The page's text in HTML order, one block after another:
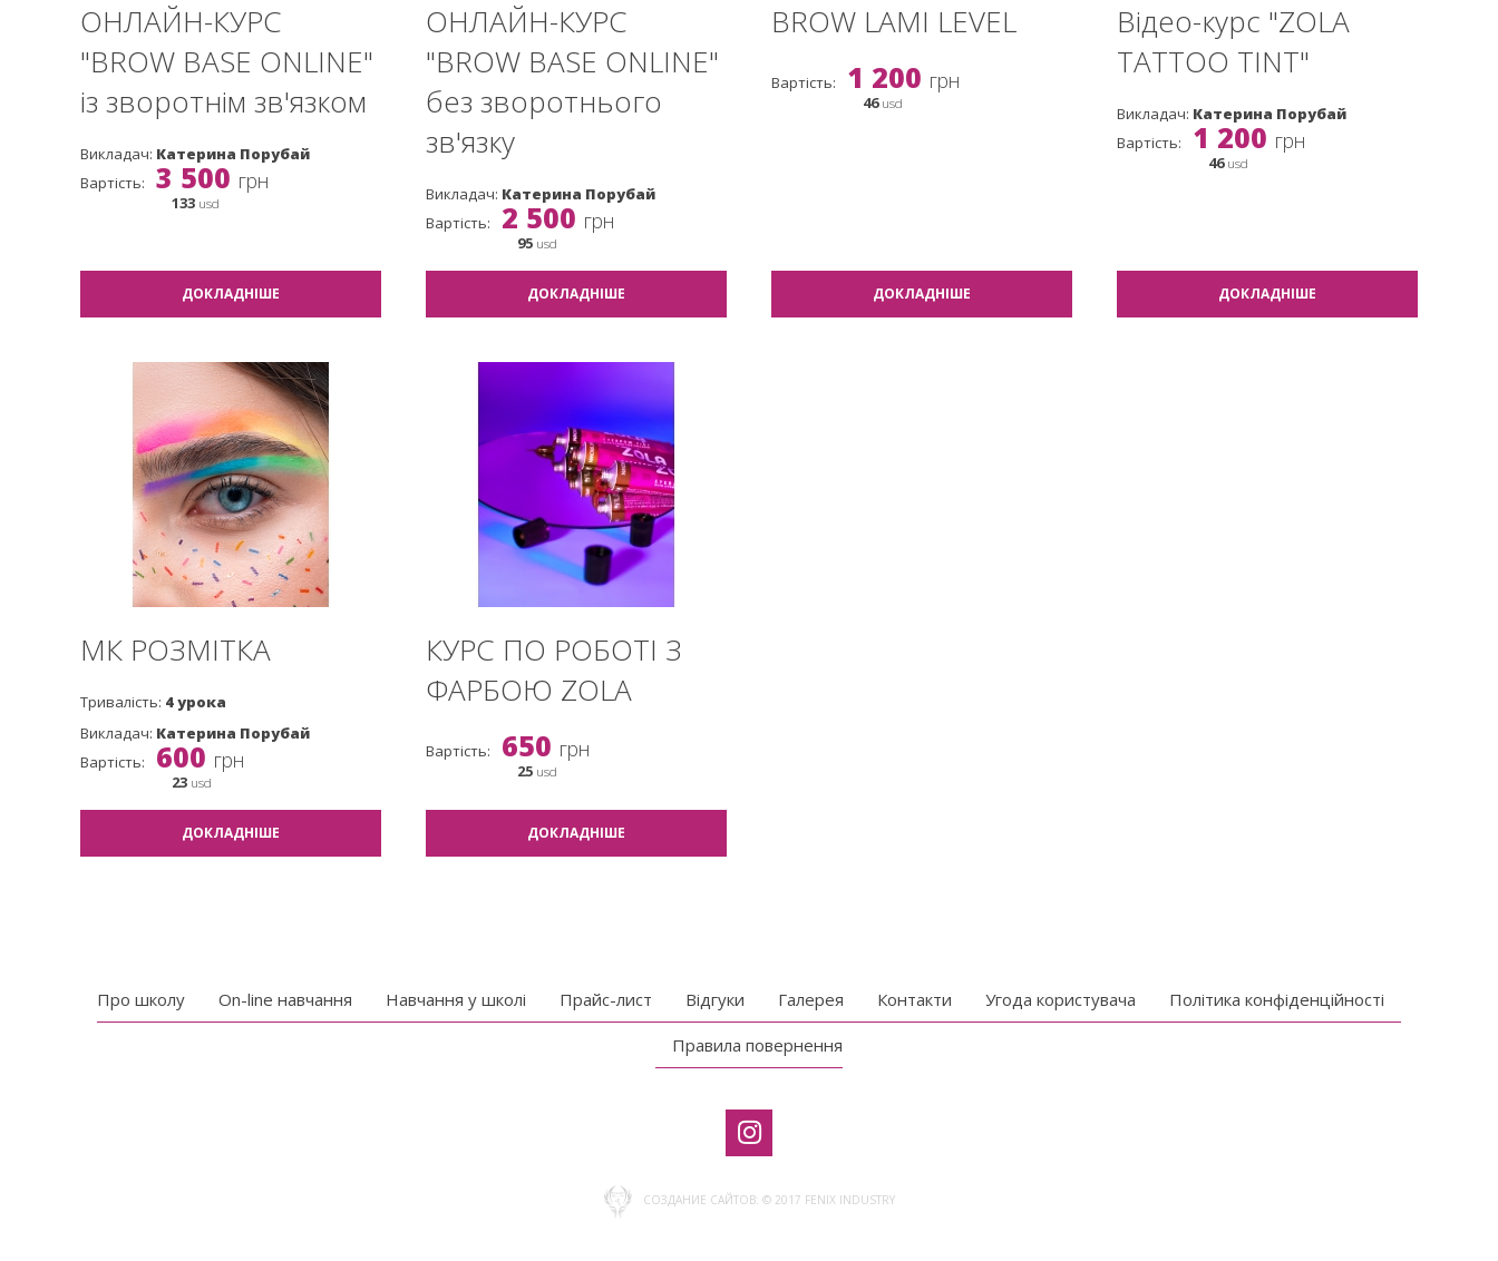
ОНЛАЙН-КУРС
"BROW BASE ONLINE"
із зворотнім зв'язком
Викладач: Катерина Порубай
Вартість:
3 500 грн
133 usd
ДОКЛАДНІШЕ
ОНЛАЙН-КУРС
"BROW BASE ONLINE"
без зворотнього
зв'язку
Викладач: Катерина Порубай
Вартість:
2 500 грн
95 usd
ДОКЛАДНІШЕ
BROW LAMI LEVEL
Вартість: 1 200 грн
46usd
ДОКЛАДНІШЕ
Відео-курс "ZOLA
TATTOO TINT"
Викладач: Катерина Порубай
Вартість:
1 200 грн
46usd
ДОКЛАДНІШЕ
МК РОЗМІТКА
Тривалість: 4 урока
Викладач: Катерина Порубай
Вартість:
600 грн
23 usd
ДОКЛАДНІШЕ
КУРС ПО РОБОТІ З
ФАРБОЮ ZOLA
Вартість: 650 грн
25 usd
ДОКЛАДНІШЕ
Про школу On-line навчання Навчання у школі Прайс-лист Відгуки Галерея Контакти Угода користувача Політика конфіденційності
Правила повернення
СОЗДАНИЕ САЙТОВ: ©2017 FENIX INDUSTRY